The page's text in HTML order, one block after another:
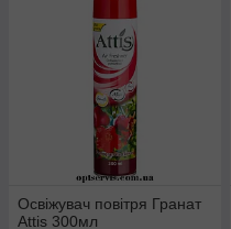
Освіжувач повітря Гранат
Attis 300мл